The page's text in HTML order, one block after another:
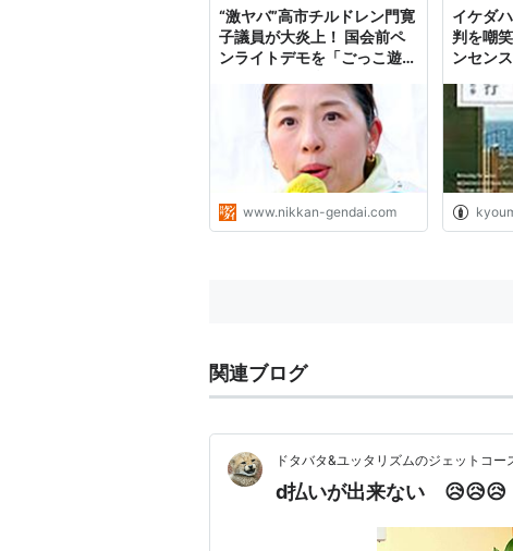
“激ヤバ”高市チルドレン門寛
子議員が大炎上！ 国会前ペ
ンライトデモを「ごっこ遊
ダイDIGITAL
www.nikkan-gendai.com
イケダ
判を嘲
ンセン
関連ブログ
ドタバタ&ユッタリズムのジェットコー
d払いが出来ない 😥😥😥